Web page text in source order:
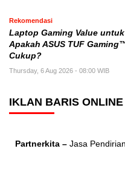
Rekomendasi
Laptop Gaming Value
Apakah ASUS TUF
Cukup?
Thursday, 6 Aug 2026 - 08:00 WIB
IKLAN BARIS ONLINE
Partnerkita – Jasa